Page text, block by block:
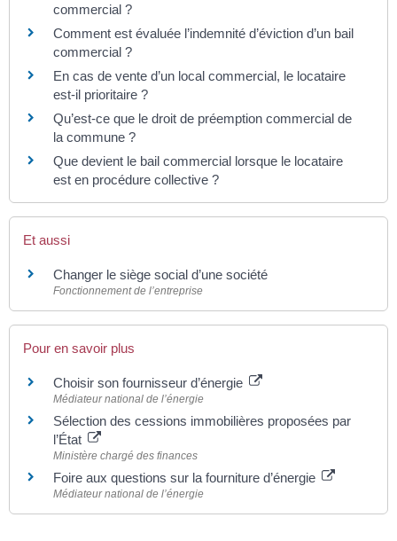
commercial ?
Comment est évaluée l’indemnité d’éviction d’un bail
commercial ?
En cas de vente d’un local commercial, le locataire
est-il prioritaire ?
Qu’est-ce que le droit de préemption commercial de
la commune ?
Que devient le bail commercial lorsque le locataire
est en procédure collective ?
Et aussi
Changer le siège social d’une société
Fonctionnement de l’entreprise
Pour en savoir plus
Choisir son fournisseur d’énergie
Médiateur national de l’énergie
Sélection des cessions immobilières proposées par
l’État
Ministère chargé des finances
Foire aux questions sur la fourniture d’énergie
Médiateur national de l’énergie